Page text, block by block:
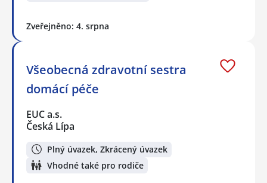
Zveřejněno: 4. srpna
Všeobecná zdravotní sestra
domácí péče
EUC a.s.
Česká Lípa
Plný úvazek, Zkrácený úvazek
Vhodné také pro rodiče